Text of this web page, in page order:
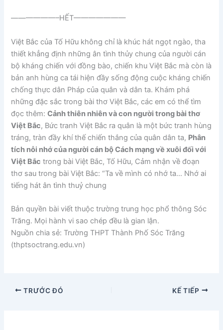
——————–HẾT———————
Việt Bắc của Tố Hữu không chỉ là khúc hát ngọt ngào, tha
thiết khẳng định những ân tình thủy chung của người cán
bộ kháng chiến với đồng bào, chiến khu Việt Bắc mà còn là
bản anh hùng ca tái hiện đầy sống động cuộc kháng chiến
chống thực dân Pháp của quân và dân ta. Khám phá
những đặc sắc trong bài thơ Việt Bắc, các em có thể tìm
đọc thêm:Cảnh thiên nhiên và con người trong bài thơ
Việt Bắc, Bức tranh Việt Bắc ra quân là một bức tranh hùng
tráng, tràn đầy khí thế chiến thắng của quân dân ta, Phân
tích nỗi nhớ của người cán bộ Cách mạng về xuôi đối với
Việt Bắc trong bài Việt Bắc, Tố Hữu, Cảm nhận về đoạn
thơ sau trong bài Việt Bắc: “Ta về mình có nhớ ta… Nhớ ai
tiếng hát ân tình thuỷ chung
Bản quyền bài viết thuộc trường trung học phổ thông Sóc
Trăng. Mọi hành vi sao chép đều là gian lận.
Nguồn chia sẻ: Trường THPT Thành Phố Sóc Trăng
(thptsoctrang.edu.vn)
TRƯỚC ĐÓ KẾ TIẾP